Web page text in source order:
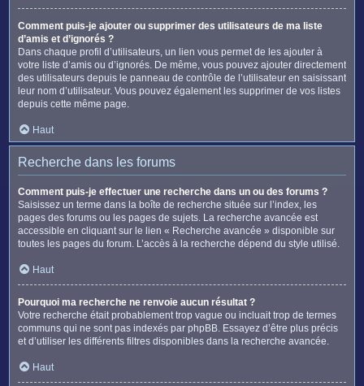
Comment puis-je ajouter ou supprimer des utilisateurs de ma liste
d’amis et d’ignorés ?
Dans chaque profil d’utilisateurs, un lien vous permet de les ajouter à
votre liste d’amis ou d’ignorés. De même, vous pouvez ajouter directement
des utilisateurs depuis le panneau de contrôle de l’utilisateur en saisissant
leur nom d’utilisateur. Vous pouvez également les supprimer de vos listes
depuis cette même page.
Haut
Recherche dans les forums
Comment puis-je effectuer une recherche dans un ou des forums ?
Saisissez un terme dans la boîte de recherche située sur l’index, les
pages des forums ou les pages de sujets. La recherche avancée est
accessible en cliquant sur le lien « Recherche avancée » disponible sur
toutes les pages du forum. L’accès à la recherche dépend du style utilisé.
Haut
Pourquoi ma recherche ne renvoie aucun résultat ?
Votre recherche était probablement trop vague ou incluait trop de termes
communs qui ne sont pas indexés par phpBB. Essayez d’être plus précis
et d’utiliser les différents filtres disponibles dans la recherche avancée.
Haut